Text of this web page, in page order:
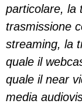
particolare, la
trasmissione
streaming, la
quale il
quale il near
media